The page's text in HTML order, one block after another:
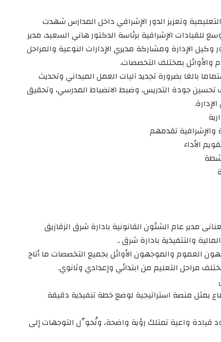
وتعزيز الدور الإشرافي داخل المدارس شهدت
للقيادات الإشرافية برئاسة الدكتور هاني السعيد، مدير
وكيل الإدارة ومشاركة مديري الإدارات النوعية والمراحل
والأوائل بمختلف التخصصات.
بالغا بضرورة تجديد آليات العمل الميداني وتحديث
جودة التدريس، وضبط الانضباط المدرسي، وتحقيق
والإشرافية تقدمهم
الأداء
مدير عام الشئون القانونية بادارة شرق الزقازيق
والتتفيذية بادارة شرق ..
العموم والموجهون الأوائل بجميع التخصصات ما أتاح
مراحل التعليم من ابتدائي وإعدادي وثانوي.
يمثل منصة استراتيجية لوضع خطة تنفيذية دقيقة
قيادة واعية تمتلك رؤية واضحة، وتُحوِّل التوجهات إلى